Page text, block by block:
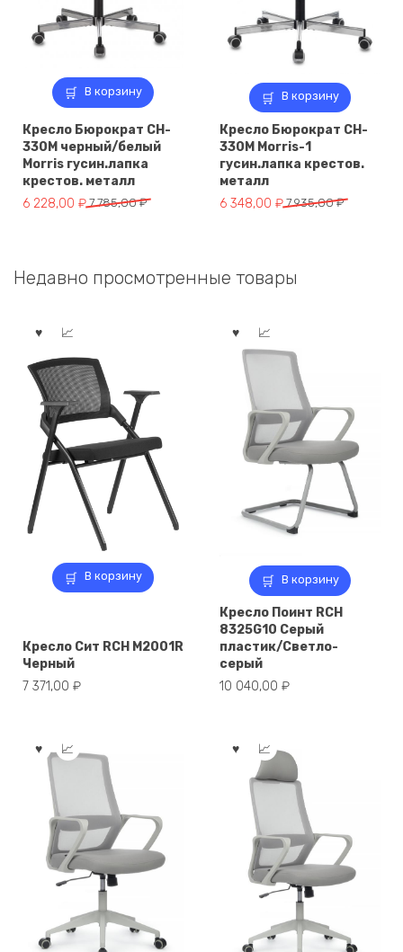
В корзину
Кресло Бюрократ CH-
330M черный/белый
Morris гусин.лапка
крестов. металл
7 785,00₽
Первоначальная
785,00 ₽.
6 228,00 ₽
Текущая
В корзину
Кресло Бюрократ CH-
330M Morris-1
гусин.лапка крестов.
металл
7 935,00₽
Первоначальная
935,00 ₽.
6 348,00 ₽
Текущая
Недавно просмотренные товары
В корзину
Кресло Сит RCH M2001R
Черный
7 371,00 ₽
В корзину
Кресло Поинт RCH
8325G10 Серый
пластик/Светло-
серый
10 040,00 ₽